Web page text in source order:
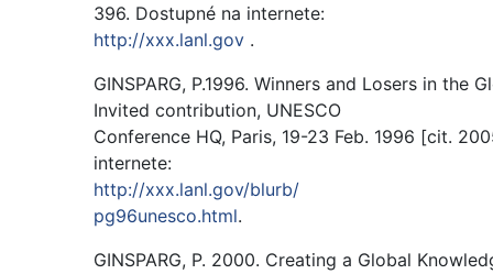
396. Dostupné na internete:
http://xxx.lanl.gov .
GINSPARG, P.1996. Winners and Losers in the
Invited contribution, UNESCO
Conference HQ, Paris, 19-23 Feb. 1996 [cit.
internete:
http://xxx.lanl.gov/blurb/
pg96unesco.html.
GINSPARG, P. 2000. Creating a Global